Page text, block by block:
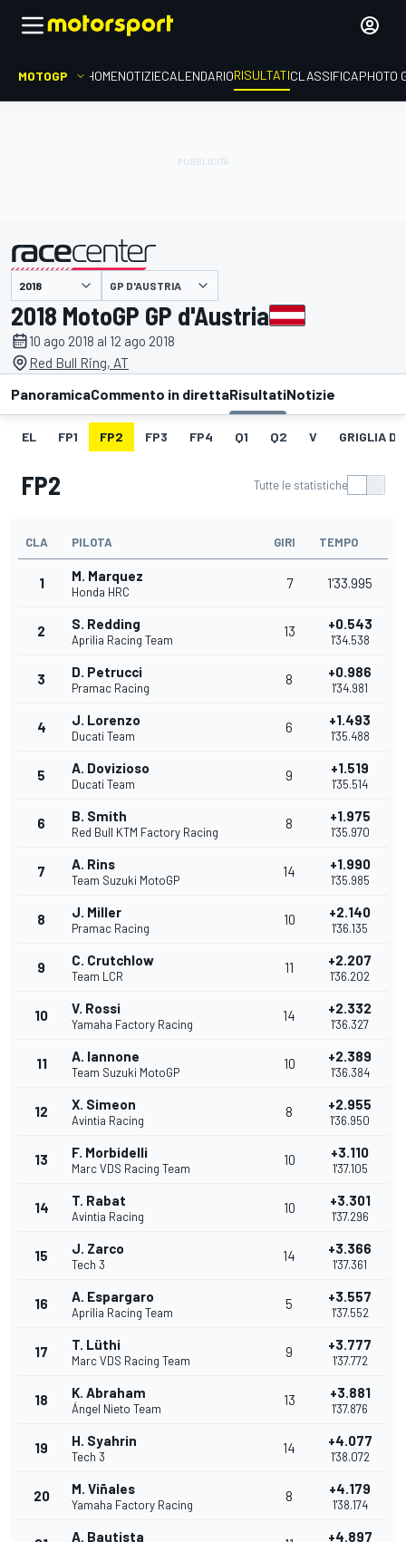
MOTOGP HOMENOTIZIECALENDARIORISULTATICLASSIFICAPHOTO
presentato da GP D'AUSTRIA
2018 MotoGP GP d'Austria
10 ago 2018 al 12 ago 2018
Red Bull Ring, AT
PanoramicaCommento in direttaRisultatiNotizie
EL FP1 FP2 FP3 FP4 Q1 Q2 V GRIGLIA DI
FP2 Tutte le statistiche
CLA PILOTA GIRI TEMPO
1 M. Marquez
Honda HRC
7 1'33.995
2 S. Redding
Aprilia Racing Team
13 +0.543
1'34.538
3 D. Petrucci
Pramac Racing
8 +0.986
1'34.981
4 J. Lorenzo
Ducati Team
6 +1.493
1'35.488
5 A. Dovizioso
Ducati Team
9 +1.519
1'35.514
6 B. Smith
Red Bull KTM Factory Racing
8 +1.975
1'35.970
7 A. Rins
Team Suzuki MotoGP
14 +1.990
1'35.985
8 J. Miller
Pramac Racing
10 +2.140
1'36.135
9 C. Crutchlow
Team LCR
11 +2.207
1'36.202
10 V. Rossi
Yamaha Factory Racing
14 +2.332
1'36.327
11 A. Iannone
Team Suzuki MotoGP
10 +2.389
1'36.384
12 X. Simeon
Avintia Racing
8 +2.955
1'36.950
13 F. Morbidelli
Marc VDS Racing Team
10 +3.110
1'37.105
14 T. Rabat
Avintia Racing
10 +3.301
1'37.296
15 J. Zarco
Tech 3
14 +3.366
1'37.361
16 A. Espargaro
Aprilia Racing Team
5 +3.557
1'37.552
17 T. Lüthi
Marc VDS Racing Team
9 +3.777
1'37.772
18 K. Abraham
Ángel Nieto Team
13 +3.881
1'37.876
19 H. Syahrin
Tech 3
14 +4.077
1'38.072
20 M. Viñales
Yamaha Factory Racing
8 +4.179
1'38.174
A. Bautista +4.897